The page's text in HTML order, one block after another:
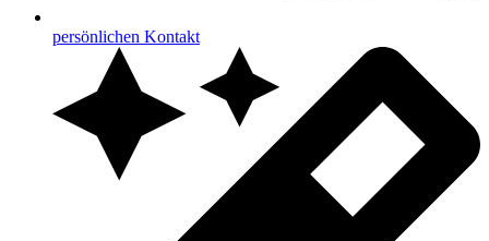
persönlichen Kontakt